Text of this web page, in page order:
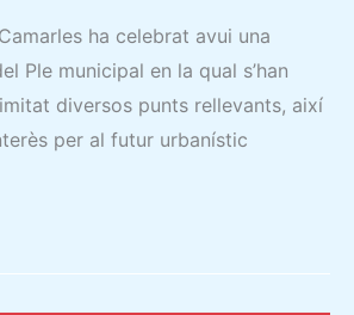
ha celebrat avui una
Ple municipal en la qual s’han
diversos punts rellevants, així
per al futur urbanístic